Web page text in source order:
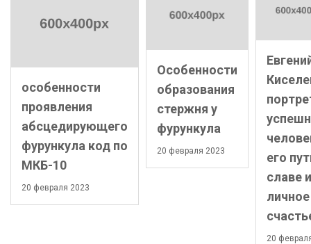
особенности
проявления
абсцедирующего
фурункула код по
МКБ-10
20 февраля 2023
Особенности
образования
стержня у
фурункула
20 февраля 2023
его
славе и
личное
20